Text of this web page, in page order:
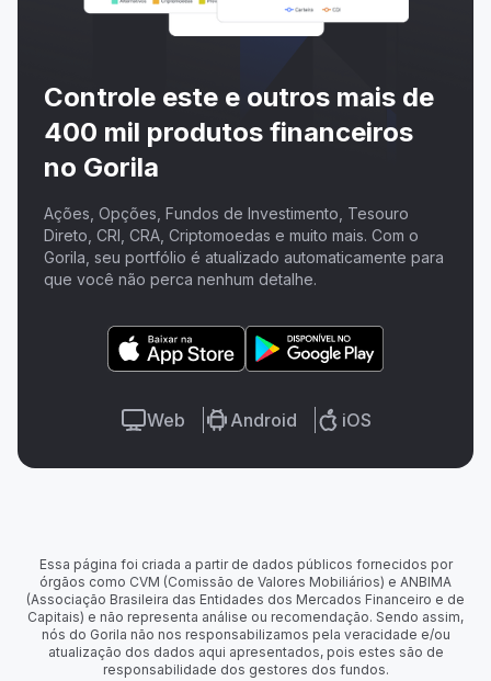
Controle este e outros mais de
400 mil produtos financeiros
no Gorila
Ações, Opções, Fundos de Investimento, Tesouro
Direto, CRI, CRA, Criptomoedas e muito mais. Com o
Gorila, seu portfólio é atualizado automaticamente para
que você não perca nenhum detalhe.
Web Android iOS
Essa página foi criada a partir de dados públicos fornecidos por
órgãos como CVM (Comissão de Valores Mobiliários) e ANBIMA
(Associação Brasileira das Entidades dos Mercados Financeiro e de
Capitais) e não representa análise ou recomendação. Sendo assim,
nós do Gorila não nos responsabilizamos pela veracidade e/ou
atualização dos dados aqui apresentados, pois estes são de
responsabilidade dos gestores dos fundos.